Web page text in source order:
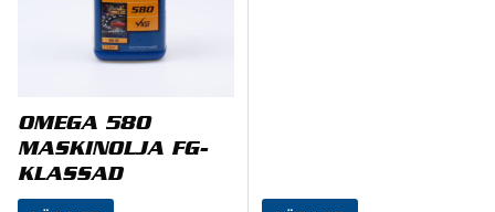
OMEGA 580
MASKINOLJA FG-
KLASSAD